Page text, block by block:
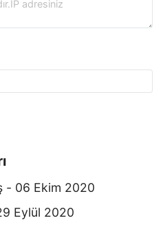
- 06 Ekim 2020
Eylül 2020